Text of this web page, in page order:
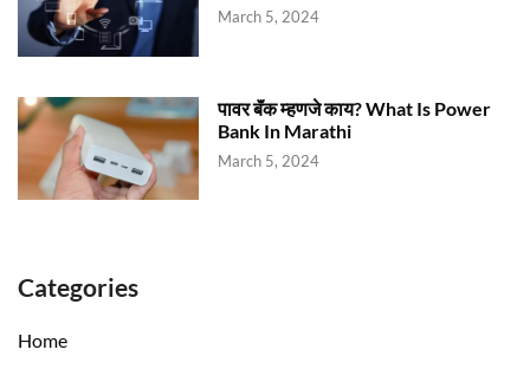
March 5, 2024
पावर बॅंक म्हणजे काय? What Is Power
Bank In Marathi
March 5, 2024
Categories
Home